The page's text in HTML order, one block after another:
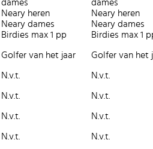
dames
Neary heren
Neary dames
Birdies max 1 pp
dames
Neary heren
Neary dames
Birdies max 1
Golfer van het jaar Golfer van het
N.v.t. N.v.t.
N.v.t. N.v.t.
N.v.t. N.v.t.
N.v.t. N.v.t.